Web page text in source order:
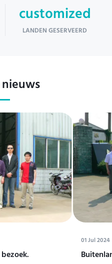
customized
LANDEN GESERVEERD
01 Jul 2024